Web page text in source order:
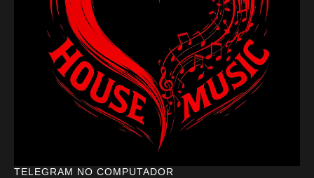
TELEGRAM NO COMPUTADOR